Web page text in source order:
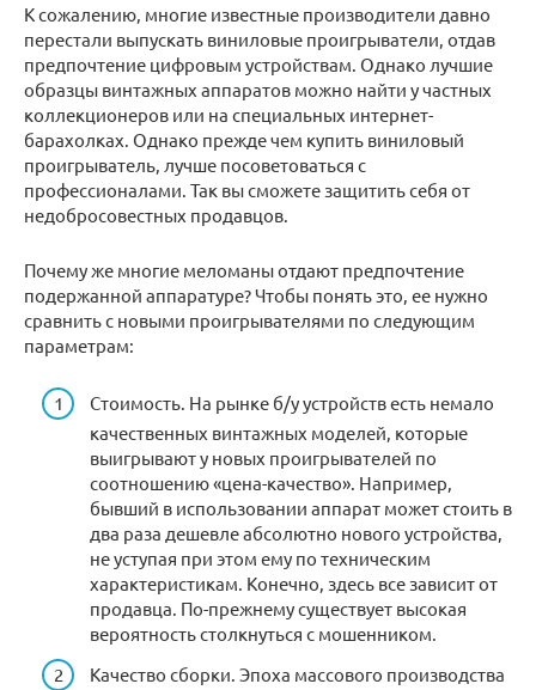
К сожалению, многие известные производители давно
перестали выпускать виниловые проигрыватели, отдав
предпочтение цифровым устройствам. Однако лучшие
образцы винтажных аппаратов можно найти у частных
коллекционеров или на специальных интернет-
барахолках. Однако прежде чем купить виниловый
проигрыватель, лучше посоветоваться с
профессионалами. Так вы сможете защитить себя от
недобросовестных продавцов.
Почему же многие меломаны отдают предпочтение
подержанной аппаратуре? Чтобы понять это, ее нужно
сравнить с новыми проигрывателями по следующим
параметрам:
Стоимость. На рынке б/у устройств есть немало
качественных винтажных моделей, которые
выигрывают у новых проигрывателей по
соотношению «цена-качество». Например,
бывший в использовании аппарат может стоить в
два раза дешевле абсолютно нового устройства,
не уступая при этом ему по техническим
характеристикам. Конечно, здесь все зависит от
продавца. По-прежнему существует высокая
вероятность столкнуться с мошенником.
Качество сборки. Эпоха массового производства